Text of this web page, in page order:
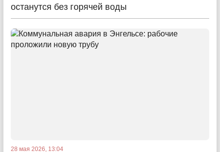
останутся без горячей воды
28 мая 2026, 13:04